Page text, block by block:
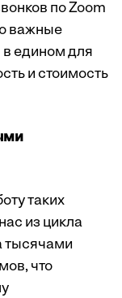
по Zoom
важные
едином для
и стоимость
таких
из цикла
тысячами
что